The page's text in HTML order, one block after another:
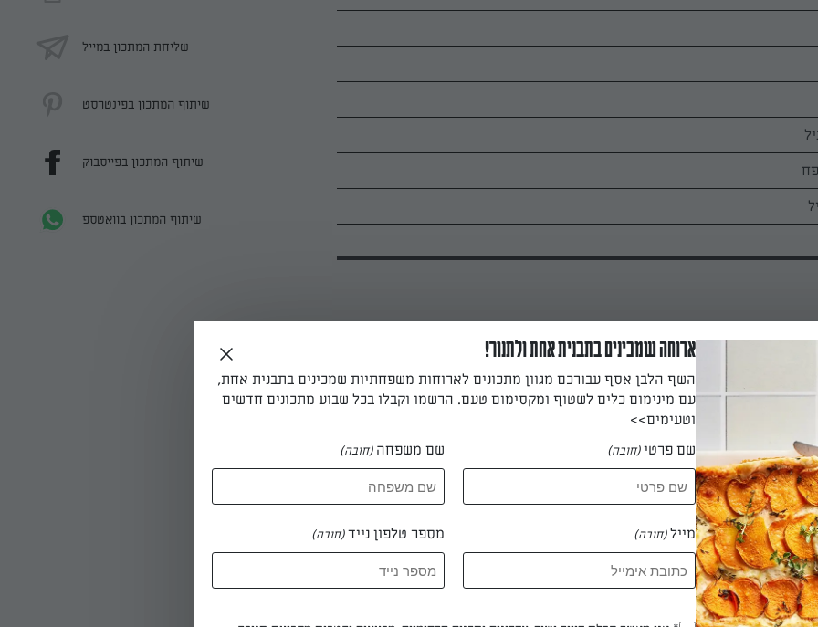
יחדיו.
עד לקבלת בצק אחיד.
שמן עמוק.
שליחת המתכון במייל
שיתוף המתכון בפינטרסט
שיתוף המתכון בפייסבוק
שיתוף המתכון בוואטספ
ארוחה שמכינים בתבנית אחת ולתנור!
השף הלבן אסף עבורכם מגוון מתכונים לארוחות משפחתיות שמכינים בתבנית אחת,
עם מינימום כלים לשטוף ומקסימום טעם. הרשמו וקבלו בכל שבוע מתכונים חדשים
וטעימים>>
שם פרטי(חובה) שם משפחה (חובה)
מייל(חובה) מספר טלפון נייד(חובה)